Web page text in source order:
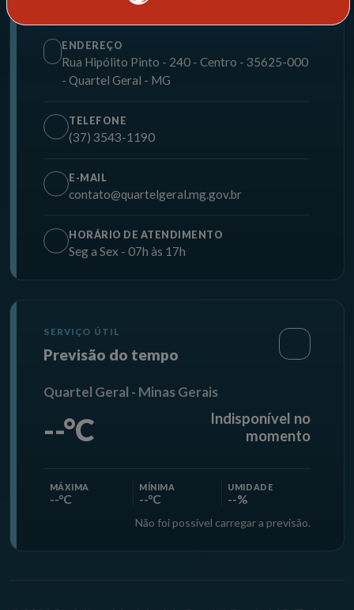
ENDEREÇO
Rua Hipólito Pinto - 240 - Centro - 35625-000
- Quartel Geral - MG
TELEFONE
(37) 3543-1190
E-MAIL
contato@quartelgeral.mg.gov.br
HORÁRIO DE ATENDIMENTO
Seg a Sex - 07h às 17h
SERVIÇO ÚTIL
Previsão do tempo
Quartel Geral - Minas Gerais
--°C
Indisponível no
momento
MÁXIMA
--°C
MÍNIMA
--°C
UMIDADE
--%
Não foi possível carregar a previsão.